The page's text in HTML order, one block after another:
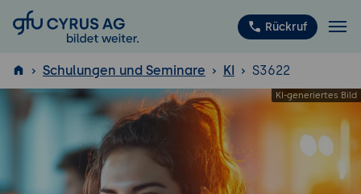
GFU Cyrus AG Rückruf
ISTQB ®
Schulungen und Seminare KI S3622